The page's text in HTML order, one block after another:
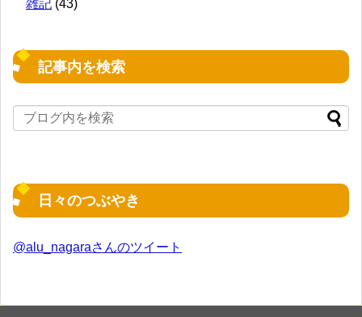
雑記 (43)
記事内を検索
日々のつぶやき
@alu_nagaraさんのツイート